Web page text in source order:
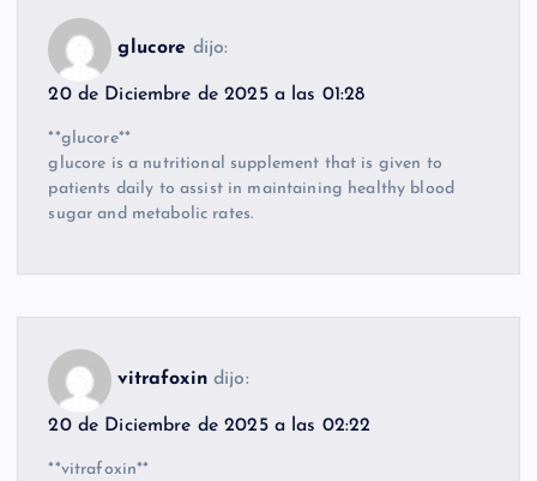
glucore dijo:
20 de Diciembre de 2025 a las 01:28
**glucore**
glucore is a nutritional supplement that is given to
patients daily to assist in maintaining healthy blood
sugar and metabolic rates.
vitrafoxin dijo:
20 de Diciembre de 2025 a las 02:22
**vitrafoxin**